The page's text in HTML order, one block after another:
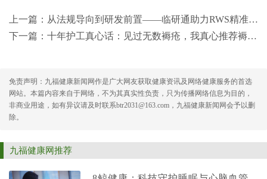
上一篇： 从法规导向到研发前置——临研通助力RWS精准锚定临床价值
下一篇： 十年护工真心话：见过无数褥疮，我真心推荐褥宜康
免责声明：九福健康新闻网作是广大网友获取健康资讯及网络健康服务的首选
网站。本篇内容来自于网络，不为其真实性负责，只为传播网络信息为目的，
非商业用途，如有异议请及时联系btr2031@163.com，九福健康新闻网会予以删
除。
九福健康网推荐